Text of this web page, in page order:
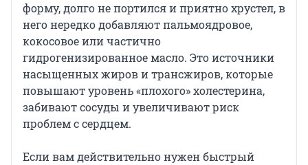
форму, долго не портился и приятно хрустел, в
него нередко добавляют пальмоядровое,
кокосовое или частично
гидрогенизированное масло. Это источники
насыщенных жиров и трансжиров, которые
повышают уровень «плохого» холестерина,
забивают сосуды и увеличивают риск
проблем с сердцем.
Если вам действительно нужен быстрый